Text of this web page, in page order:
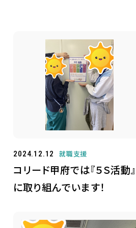
2024.12.12 就職支援
コリード甲府では『５Ｓ活動』
に取り組んでいます！